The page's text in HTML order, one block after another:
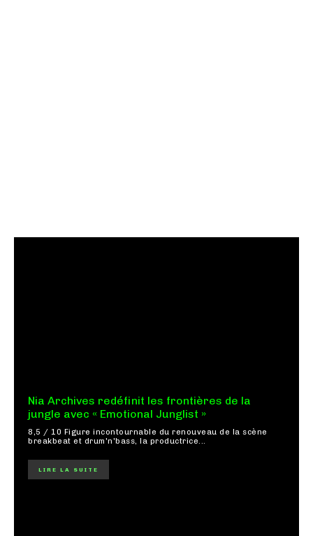
Nia Archives redéfinit les frontières de la
jungle avec « Emotional Junglist »
8,5 / 10 Figure incontournable du renouveau de la scène
breakbeat et drum'n'bass, la productrice...
LIRE LA SUITE